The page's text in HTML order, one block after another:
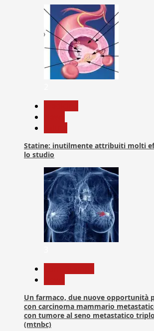
Statine: inutilmente attribuiti molti
lo studio
Un farmaco, due nuove opportunità
con carcinoma mammario
con tumore al seno metastatico
(mtnbc)